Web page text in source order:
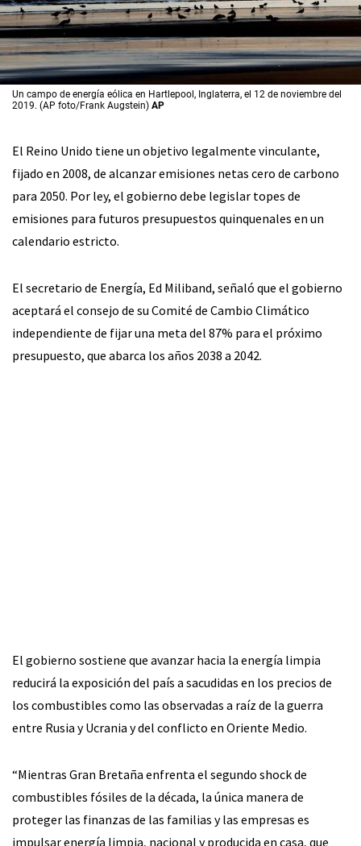
Un campo de energía eólica en Hartlepool, Inglaterra, el 12 de noviembre del
2019. (AP foto/Frank Augstein) AP
El Reino Unido tiene un objetivo legalmente vinculante,
fijado en 2008, de alcanzar emisiones netas cero de carbono
para 2050. Por ley, el gobierno debe legislar topes de
emisiones para futuros presupuestos quinquenales en un
calendario estricto.
El secretario de Energía, Ed Miliband, señaló que el gobierno
aceptará el consejo de su Comité de Cambio Climático
independiente de fijar una meta del 87% para el próximo
presupuesto, que abarca los años 2038 a 2042.
El gobierno sostiene que avanzar hacia la energía limpia
reducirá la exposición del país a sacudidas en los precios de
los combustibles como las observadas a raíz de la guerra
entre Rusia y Ucrania y del conflicto en Oriente Medio.
“Mientras Gran Bretaña enfrenta el segundo shock de
combustibles fósiles de la década, la única manera de
proteger las finanzas de las familias y las empresas es
impulsar energía limpia, nacional y producida en casa, que